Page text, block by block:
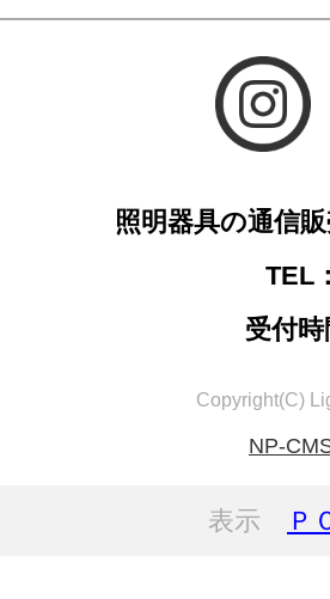
照明器具の通信
TEL
受付
Copyright(C)
NP-
表示 Ｐ